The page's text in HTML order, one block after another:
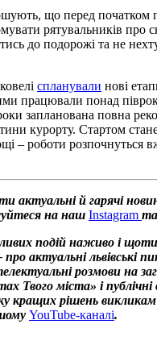
що перед початком
рятувальників про
до подорожі та не
спланували нові
працювали понад
запланована повна
курорту. Стартом
– роботи розпочнуться
актуальні й гарячі
на наш Instagram та
подій наживо і
про актуальні львівські
розмови на
Твого міста» і публічні
кращих рішень
YouTube-каналі.